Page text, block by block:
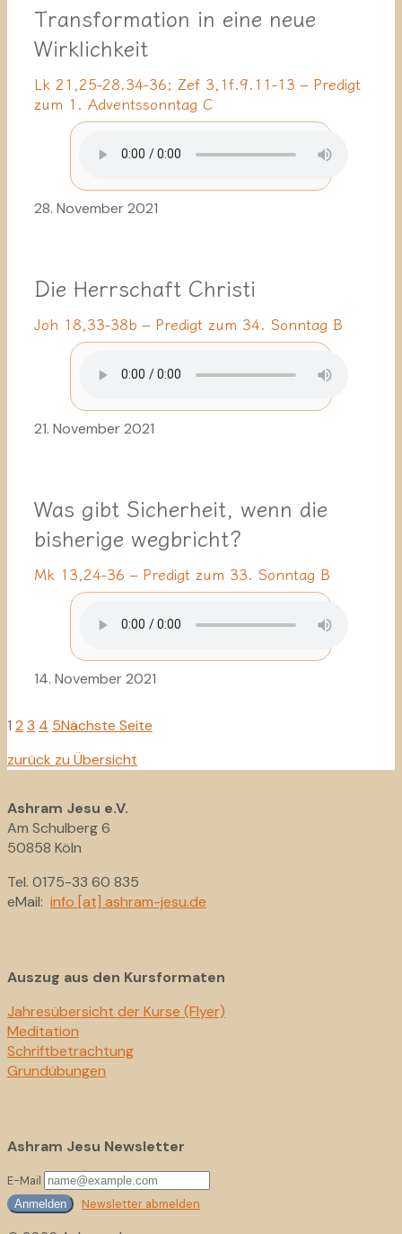
Transformation in eine neue
Wirklichkeit
Lk 21,25-28.34-36; Zef 3,1f.9.11-13 – Predigt
zum 1. Adventssonntag C
28. November 2021
Die Herrschaft Christi
Joh 18,33-38b – Predigt zum 34. Sonntag B
21. November 2021
Was gibt Sicherheit, wenn die
bisherige wegbricht?
Mk 13,24-36 – Predigt zum 33. Sonntag B
14. November 2021
1 2 3 4 5Nächste Seite
zurück zu Übersicht
Ashram Jesu e.V.
Am Schulberg 6
50858 Köln
Tel. 0175-33 60 835
eMail: info [at] ashram-jesu.de
Auszug aus den Kursformaten
Jahresübersicht der Kurse (Flyer)
Meditation
Schriftbetrachtung
Grundübungen
Ashram Jesu Newsletter
E-Mail
Anmelden Newsletter abmelden